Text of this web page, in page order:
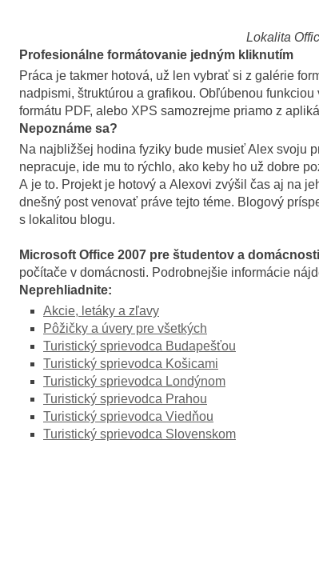
Lokalita
Profesionálne formátovanie jedným kliknutím
Práca je takmer hotová, už len vybrať si z galérie
nadpismi, štruktúrou a grafikou. Obľúbenou
formátu PDF, alebo XPS samozrejme priamo z
Nepoznáme sa?
Na najbližšej hodina fyziky bude musieť Alex svoju
nepracuje, ide mu to rýchlo, ako keby ho už dobre
A je to. Projekt je hotový a Alexovi zvýšil čas aj na
dnešný post venovať práve tejto téme. Blogový
s lokalitou blogu.
Microsoft Office 2007 pre študentov a domácnosti
počítače v domácnosti. Podrobnejšie informácie
Neprehliadnite:
Akcie, letáky a zľavy
Pôžičky a úvery pre všetkých
Turistický sprievodca Budapešťou
Turistický sprievodca Košicami
Turistický sprievodca Londýnom
Turistický sprievodca Prahou
Turistický sprievodca Viedňou
Turistický sprievodca Slovenskom